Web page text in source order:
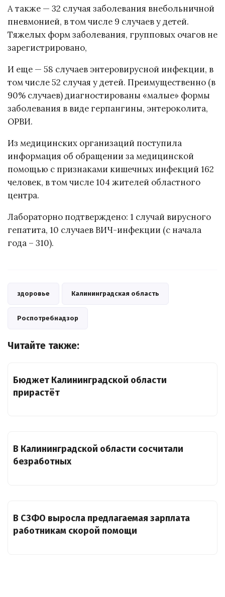
А также — 32 случая заболевания внебольничной
пневмонией, в том числе 9 случаев у детей.
Тяжелых форм заболевания, групповых очагов не
зарегистрировано,
И еще — 58 случаев энтеровирусной инфекции, в
том числе 52 случая у детей. Преимущественно (в
90% случаев) диагностированы «малые» формы
заболевания в виде герпангины, энтероколита,
ОРВИ.
Из медицинских организаций поступила
информация об обращении за медицинской
помощью с признаками кишечных инфекций 162
человек, в том числе 104 жителей областного
центра.
Лабораторно подтверждено: 1 случай вирусного
гепатита, 10 случаев ВИЧ-инфекции (с начала
года – 310).
здоровье Калининградская область
Роспотребнадзор
Читайте также:
Бюджет Калининградской области
прирастёт
В Калининградской области сосчитали
безработных
В СЗФО выросла предлагаемая зарплата
работникам скорой помощи